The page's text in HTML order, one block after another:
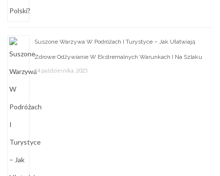
Suszone Warzywa W Podróżach I Turystyce – Jak Ułatwiają
Zdrowe Odżywianie W Ekstremalnych Warunkach I Na Szlaku
14 października, 2025